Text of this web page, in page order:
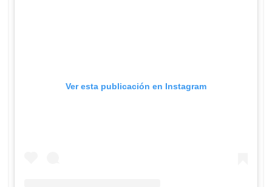
Ver esta publicación en Instagram